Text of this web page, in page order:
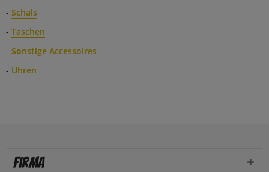
- Schals
- Taschen
- Sonstige Accessoires
- Uhren
Firma